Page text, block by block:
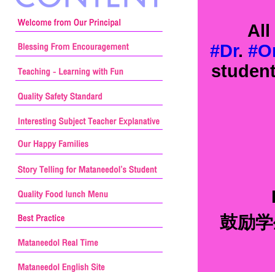
All
#Dr.
鼓励